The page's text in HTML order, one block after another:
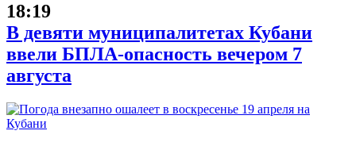
18:19
В девяти муниципалитетах Кубани
ввели БПЛА-опасность вечером 7
августа